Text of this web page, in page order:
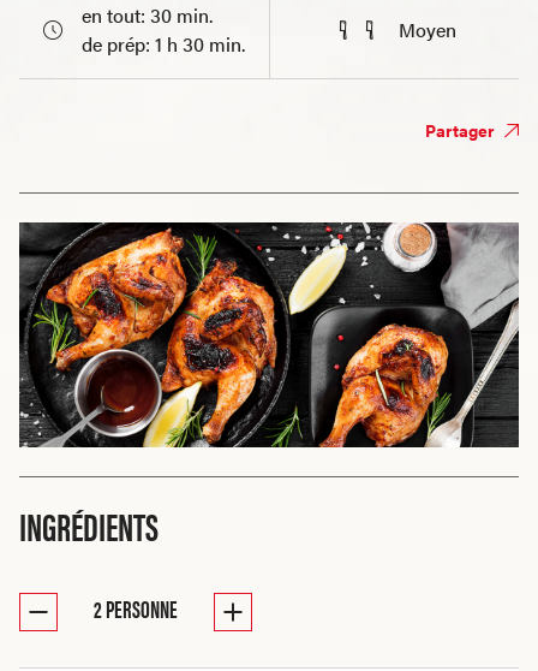
en tout: 30 min.
de prép: 1 h 30 min.
Moyen
Partager
INGRÉDIENTS
2PERSONNE